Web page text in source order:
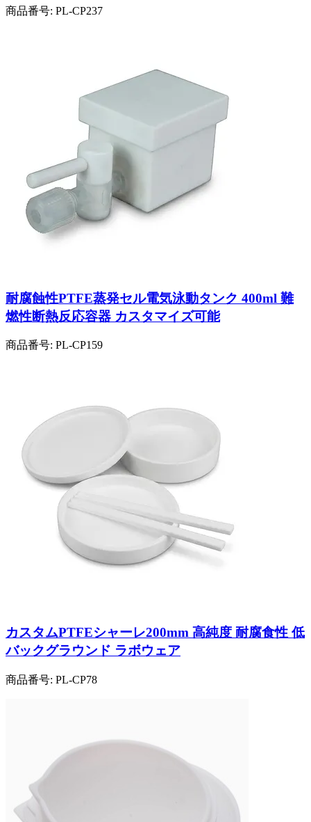
商品番号: PL-CP237
耐腐蝕性PTFE蒸発セル電気泳動タンク 400ml 難
燃性断熱反応容器 カスタマイズ可能
商品番号: PL-CP159
カスタムPTFEシャーレ200mm 高純度 耐腐食性 低
バックグラウンド ラボウェア
商品番号: PL-CP78